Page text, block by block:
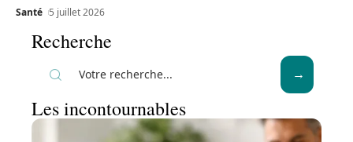
Santé 5 juillet 2026
Recherche
Les incontournables